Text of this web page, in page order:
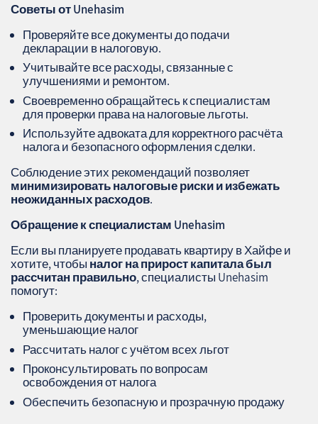
Советы от Unehasim
Проверяйте все документы до подачи
декларации в налоговую.
Учитывайте все расходы, связанные с
улучшениями и ремонтом.
Своевременно обращайтесь к специалистам
для проверки права на налоговые льготы.
Используйте адвоката для корректного расчёта
налога и безопасного оформления сделки.
Соблюдение этих рекомендаций позволяет
минимизировать налоговые риски и избежать
неожиданных расходов.
Обращение к специалистам Unehasim
Если вы планируете продавать квартиру в Хайфе и
хотите, чтобы налог на прирост капитала был
рассчитан правильно, специалисты Unehasim
помогут:
Проверить документы и расходы,
уменьшающие налог
Рассчитать налог с учётом всех льгот
Проконсультировать по вопросам
освобождения от налога
Обеспечить безопасную и прозрачную продажу